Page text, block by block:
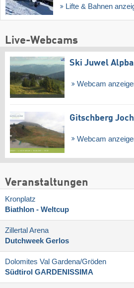
Lifte & Bahnen
Live-Webcams
Ski Juwel
Webcam
Gitschberg
Webcam
Veranstaltungen
Kronplatz
Biathlon - Weltcup
Zillertal Arena
Dutchweek Gerlos
Dolomites Val Gardena/​Gröden
Südtirol GARDENISSIMA